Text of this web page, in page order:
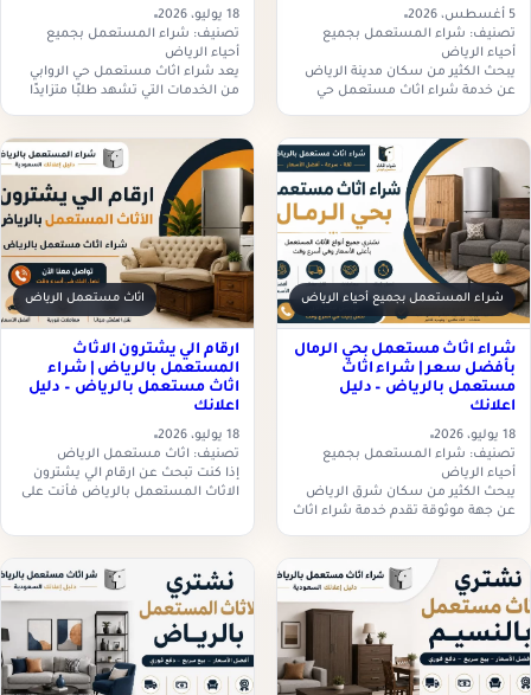
5 أغسطس، 2026
تصنيف: شراء المستعمل بجميع
أحياء الرياض
يبحث الكثير من سكان مدينة الرياض
عن خدمة شراء اثاث مستعمل حي
18 يوليو، 2026
تصنيف: شراء المستعمل بجميع
أحياء الرياض
يعد شراء اثاث مستعمل حي الروابي
من الخدمات التي تشهد طلبًا متزايدًا
منازلهم…
شراء المستعمل بجميع أحياء الرياض
شراء اثاث مستعمل بحي الرمال
بأفضل سعر | شراء اثاث
مستعمل بالرياض – دليل
اعلانك
18 يوليو، 2026
تصنيف: شراء المستعمل بجميع
أحياء الرياض
يبحث الكثير من سكان شرق الرياض
عن جهة موثوقة تقدم خدمة شراء اثاث
مقابل…
اثاث مستعمل الرياض
ارقام الي يشترون الاثاث
المستعمل بالرياض | شراء
اثاث مستعمل بالرياض – دليل
اعلانك
18 يوليو، 2026
تصنيف: اثاث مستعمل الرياض
إذا كنت تبحث عن ارقام الي يشترون
الاثاث المستعمل بالرياض فأنت على